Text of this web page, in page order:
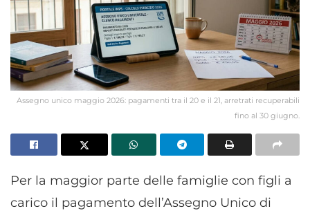
Assegno unico maggio 2026: pagamenti tra il 20 e il 21, arretrati recuperabili
fino al 30 giugno.
Per la maggior parte delle famiglie con figli a
carico il pagamento dell’Assegno Unico di